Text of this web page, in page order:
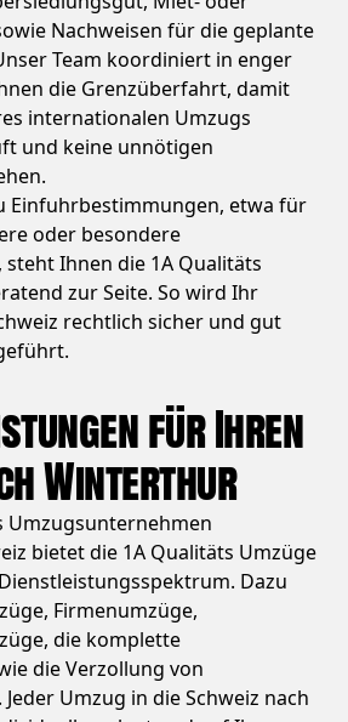
Nachweisen für die geplante
Team koordiniert in enger
die Grenzüberfahrt, damit
internationalen Umzugs
und keine unnötigen
Einfuhrbestimmungen, etwa für
oder besondere
Ihnen die 1A Qualitäts
zur Seite. So wird Ihr
rechtlich sicher und gut
für Ihren
Winterthur
Umzugsunternehmen
bietet die 1A Qualitäts Umzüge
Dazu
Firmenumzüge,
die komplette
die Verzollung von
Umzug in die Schweiz nach